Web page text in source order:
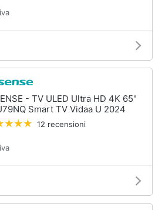
- TV ULED Ultra HD 4K 65"
Smart TV Vidaa U 2024
12 recensioni